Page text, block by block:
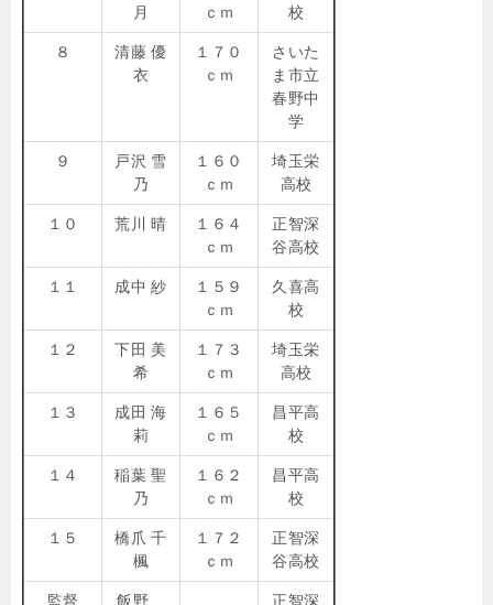
月
ｃｍ
校
８
清藤 優
衣
１７０
ｃｍ
さいた
ま市立
春野中
学
９
戸沢 雪
乃
１６０
ｃｍ
埼玉栄
高校
１０ 荒川 晴
１６４
ｃｍ
正智深
谷高校
１１ 成中 紗
１５９
ｃｍ
久喜高
校
１２
下田 美
希
１７３
ｃｍ
埼玉栄
高校
１３
成田 海
莉
１６５
ｃｍ
昌平高
校
１４
稲葉 聖
乃
１６２
ｃｍ
昌平高
校
１５
橋爪 千
楓
１７２
ｃｍ
正智深
谷高校
監督
飯野
正智深